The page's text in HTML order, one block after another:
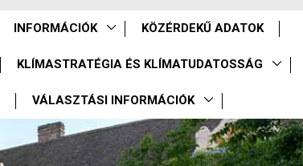
INFORMÁCIÓK KÖZÉRDEKŰ ADATOK
KLÍMASTRATÉGIA ÉS KLÍMATUDATOSSÁG
VÁLASZTÁSI INFORMÁCIÓK